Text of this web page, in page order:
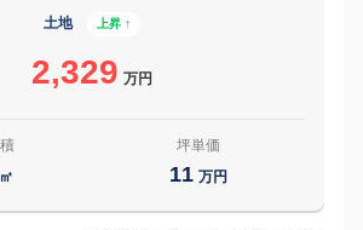
土地 上昇 ↑
2,329 万円
㎡
坪単価
11 万円